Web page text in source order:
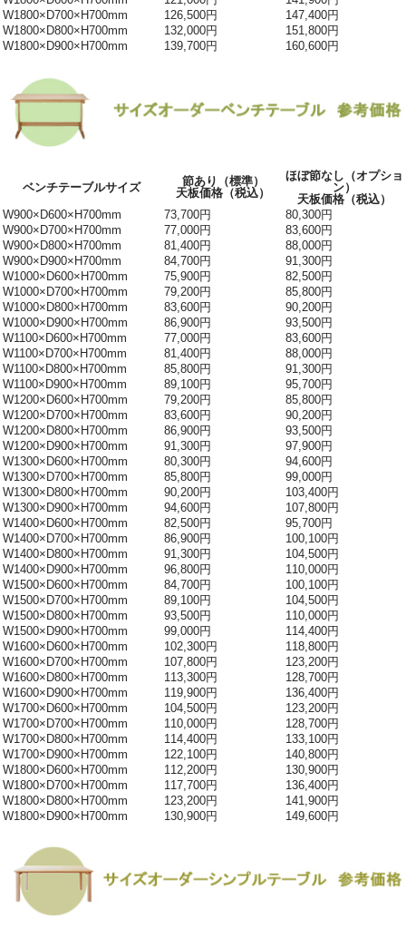
W1800×D700×H700mm
126,500円
147,400円
W1800×D800×H700mm
132,000円
151,800円
W1800×D900×H700mm
139,700円 160,600円
ベンチテーブルサイズ
節あり（標準）
天板価格（税込）
ほぼ節なし（オプショ
ン）
天板価格（税込）
W900×D600×H700mm
73,700円
80,300円
W900×D700×H700mm
77,000円
83,600円
W900×D800×H700mm
81,400円
88,000円
W900×D900×H700mm
84,700円
91,300円
W1000×D600×H700mm
75,900円
82,500円
W1000×D700×H700mm
79,200円
85,800円
W1000×D800×H700mm
83,600円
90,200円
W1000×D900×H700mm
86,900円
93,500円
W1100×D600×H700mm
77,000円
83,600円
W1100×D700×H700mm
81,400円
88,000円
W1100×D800×H700mm
85,800円
91,300円
W1100×D900×H700mm
89,100円
95,700円
W1200×D600×H700mm
79,200円
85,800円
W1200×D700×H700mm
83,600円
90,200円
W1200×D800×H700mm
86,900円
93,500円
W1200×D900×H700mm
91,300円
97,900円
W1300×D600×H700mm
80,300円
94,600円
W1300×D700×H700mm
85,800円
99,000円
W1300×D800×H700mm
90,200円
103,400円
W1300×D900×H700mm
94,600円
107,800円
W1400×D600×H700mm
82,500円
95,700円
W1400×D700×H700mm
86,900円
100,100円
W1400×D800×H700mm
91,300円
104,500円
W1400×D900×H700mm
96,800円
110,000円
W1500×D600×H700mm
84,700円
100,100円
W1500×D700×H700mm
89,100円
104,500円
W1500×D800×H700mm
93,500円
110,000円
W1500×D900×H700mm
99,000円
114,400円
W1600×D600×H700mm
102,300円
118,800円
W1600×D700×H700mm
107,800円
123,200円
W1600×D800×H700mm
113,300円
128,700円
W1600×D900×H700mm
119,900円
136,400円
W1700×D600×H700mm
104,500円
123,200円
W1700×D700×H700mm
110,000円
128,700円
W1700×D800×H700mm
114,400円
133,100円
W1700×D900×H700mm
122,100円
140,800円
W1800×D600×H700mm
112,200円
130,900円
W1800×D700×H700mm
117,700円
136,400円
W1800×D800×H700mm
123,200円
141,900円
W1800×D900×H700mm
130,900円 149,600円